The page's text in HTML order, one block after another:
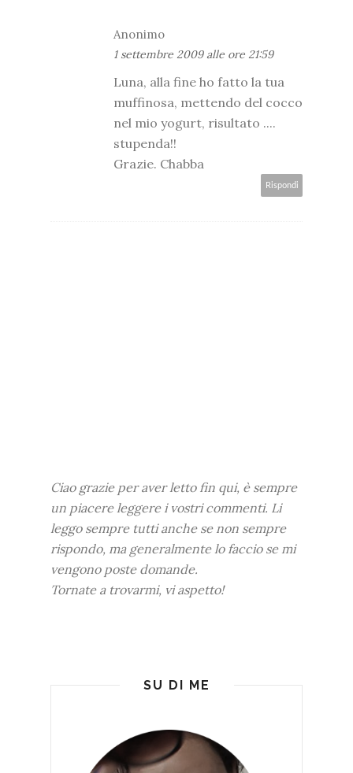
Anonimo
1 settembre 2009 alle ore 21:59
Luna, alla fine ho fatto la tua
muffinosa, mettendo del cocco
nel mio yogurt, risultato ....
stupenda!!
Grazie. Chabba
Rispondi
Ciao grazie per aver letto fin qui, è sempre
un piacere leggere i vostri commenti. Li
leggo sempre tutti anche se non sempre
rispondo, ma generalmente lo faccio se mi
vengono poste domande.
Tornate a trovarmi, vi aspetto!
SU DI ME